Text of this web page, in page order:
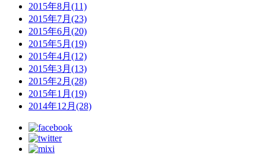
2015年8月(11)
2015年7月(23)
2015年6月(20)
2015年5月(19)
2015年4月(12)
2015年3月(13)
2015年2月(28)
2015年1月(19)
2014年12月(28)